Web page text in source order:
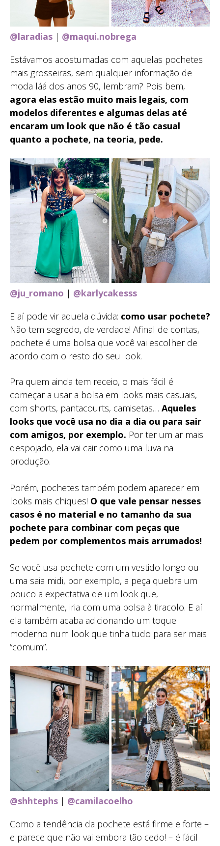
@laradias | @maqui.nobrega
Estávamos acostumadas com aquelas pochetes
mais grosseiras, sem qualquer informação de
moda láá dos anos 90, lembram? Pois bem,
agora elas estão muito mais legais, com
modelos diferentes e algumas delas até
encaram um look que não é tão casual
quanto a pochete, na teoria, pede.
@ju_romano | @karlycakesss
E aí pode vir aquela dúvida: como usar pochete?
Não tem segredo, de verdade! Afinal de contas,
pochete é uma bolsa que você vai escolher de
acordo com o resto do seu look.
Pra quem ainda tem receio, o mais fácil é
começar a usar a bolsa em looks mais casuais,
com shorts, pantacourts, camisetas… Aqueles
looks que você usa no dia a dia ou para sair
com amigos, por exemplo. Por ter um ar mais
despojado, ela vai cair como uma luva na
produção.
Porém, pochetes também podem aparecer em
looks mais chiques! O que vale pensar nesses
casos é no material e no tamanho da sua
pochete para combinar com peças que
pedem por complementos mais arrumados!
Se você usa pochete com um vestido longo ou
uma saia midi, por exemplo, a peça quebra um
pouco a expectativa de um look que,
normalmente, iria com uma bolsa à tiracolo. E aí
ela também acaba adicionando um toque
moderno num look que tinha tudo para ser mais
“comum”.
@shhtephs | @camilacoelho
Como a tendência da pochete está firme e forte –
e parece que não vai embora tão cedo! – é fácil